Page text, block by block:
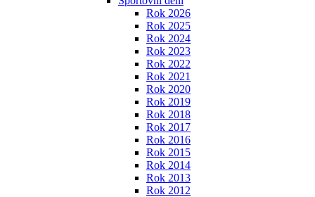
Rok 2026
Rok 2025
Rok 2024
Rok 2023
Rok 2022
Rok 2021
Rok 2020
Rok 2019
Rok 2018
Rok 2017
Rok 2016
Rok 2015
Rok 2014
Rok 2013
Rok 2012